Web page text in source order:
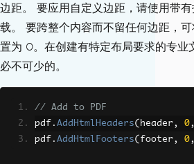
    </html>"
;
// Instantiate renderer and
ChromePdfRenderer
sPdf("<h1>Hello World!</h1>"
// Create header and footer
边距。 要应用自定义边距，请使用带
载。 要跨整个内容而不留任何边距，
置为 0。在创建有特定布局要求的专业
必不可少的。
// Add to PDF
pdf . AddHtmlHeaders( header , 0,
pdf . AddHtmlFooters( footer , 0,